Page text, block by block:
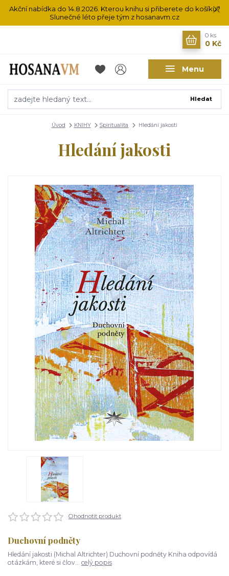
Akční nabídka do 14.8.2026. Kterou knihu si přiberete do košíku?
Slunečné léto přeje tým z hosanavm.cz
Menu
Hledat
0 ks
0 Kč
Úvod KNIHY Spiritualita Hledání jakosti
Hledání jakosti
Ohodnotit produkt
Duchovní podněty
Hledání jakosti (Michal Altrichter) Duchovní podněty Kniha odpovídá
otázkám, které si člov... celý popis